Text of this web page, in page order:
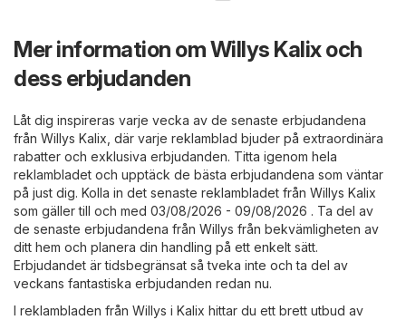
Mer information om Willys Kalix och
dess erbjudanden
Låt dig inspireras varje vecka av de senaste erbjudandena
från Willys Kalix, där varje reklamblad bjuder på extraordinära
rabatter och exklusiva erbjudanden. Titta igenom hela
reklambladet och upptäck de bästa erbjudandena som väntar
på just dig. Kolla in det senaste reklambladet från Willys Kalix
som gäller till och med 03/08/2026 - 09/08/2026 . Ta del av
de senaste erbjudandena från Willys från bekvämligheten av
ditt hem och planera din handling på ett enkelt sätt.
Erbjudandet är tidsbegränsat så tveka inte och ta del av
veckans fantastiska erbjudanden redan nu.
I reklambladen från Willys i Kalix hittar du ett brett utbud av